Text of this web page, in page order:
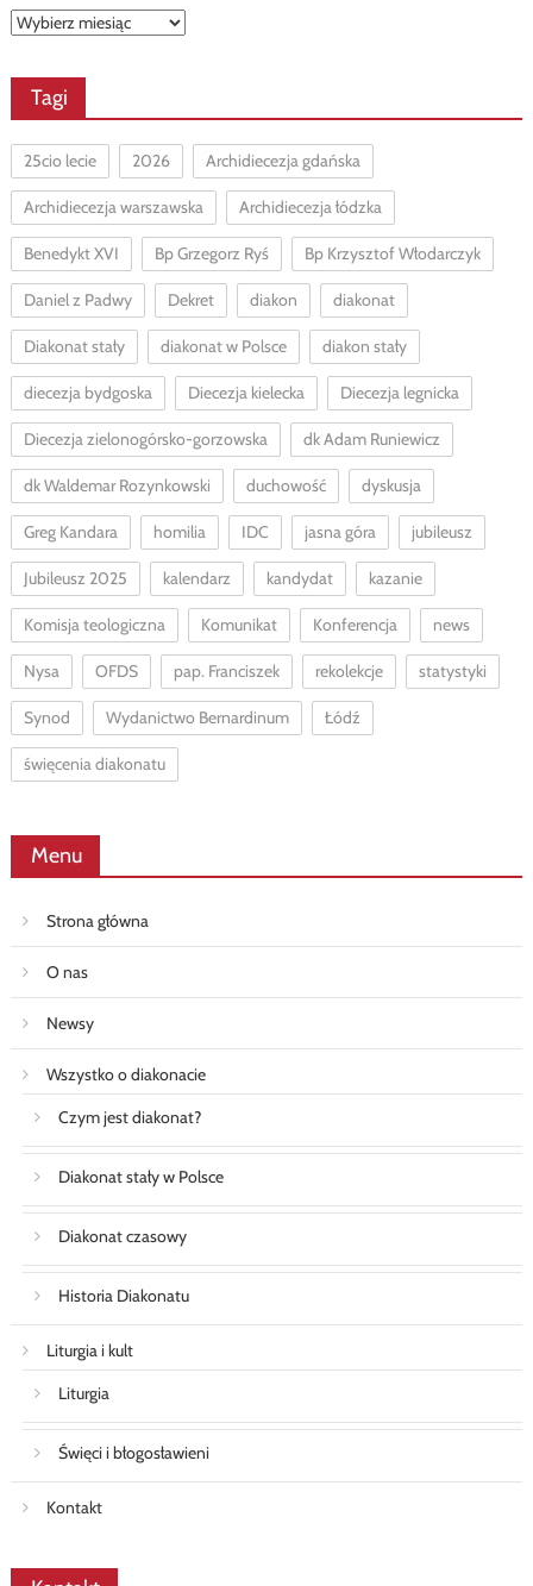
Archiwa
Tagi
25cio lecie 2026 Archidiecezja gdańska
Archidiecezja warszawska Archidiecezja łódzka
Benedykt XVI Bp Grzegorz Ryś Bp Krzysztof Włodarczyk
Daniel z Padwy Dekret diakon diakonat
Diakonat stały diakonat w Polsce diakon stały
diecezja bydgoska Diecezja kielecka Diecezja legnicka
Diecezja zielonogórsko-gorzowska dk Adam Runiewicz
dk Waldemar Rozynkowski duchowość dyskusja
Greg Kandara homilia IDC jasna góra jubileusz
Jubileusz 2025 kalendarz kandydat kazanie
Komisja teologiczna Komunikat Konferencja news
Nysa OFDS pap. Franciszek rekolekcje statystyki
Synod Wydanictwo Bernardinum Łódź
święcenia diakonatu
Menu
Strona główna
O nas
Newsy
Wszystko o diakonacie
Czym jest diakonat?
Diakonat stały w Polsce
Diakonat czasowy
Historia Diakonatu
Liturgia i kult
Liturgia
Święci i błogosławieni
Kontakt